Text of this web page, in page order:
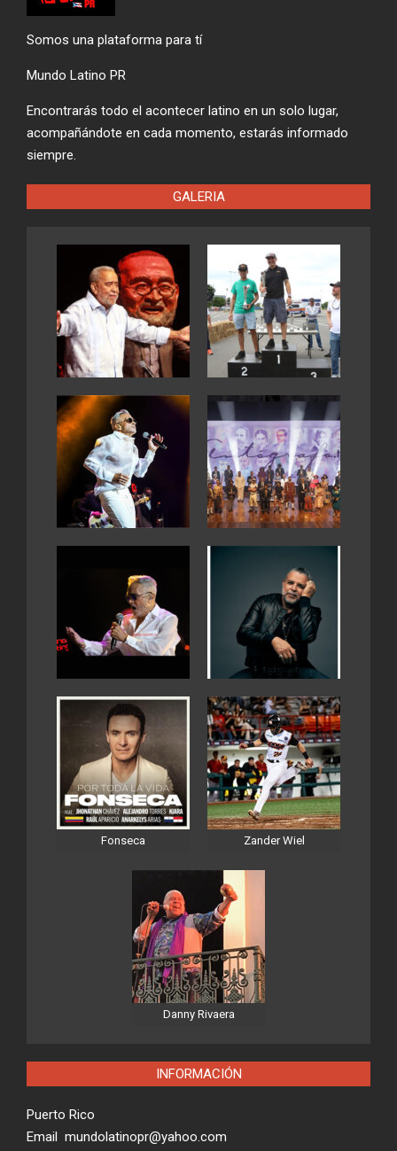
Somos una plataforma para tí
Mundo Latino PR
Encontrarás todo el acontecer latino en un solo lugar,
acompañándote en cada momento, estarás informado
siempre.
GALERIA
Fonseca Zander Wiel
Danny Rivaera
INFORMACIÓN
Puerto Rico
Email mundolatinopr@yahoo.com